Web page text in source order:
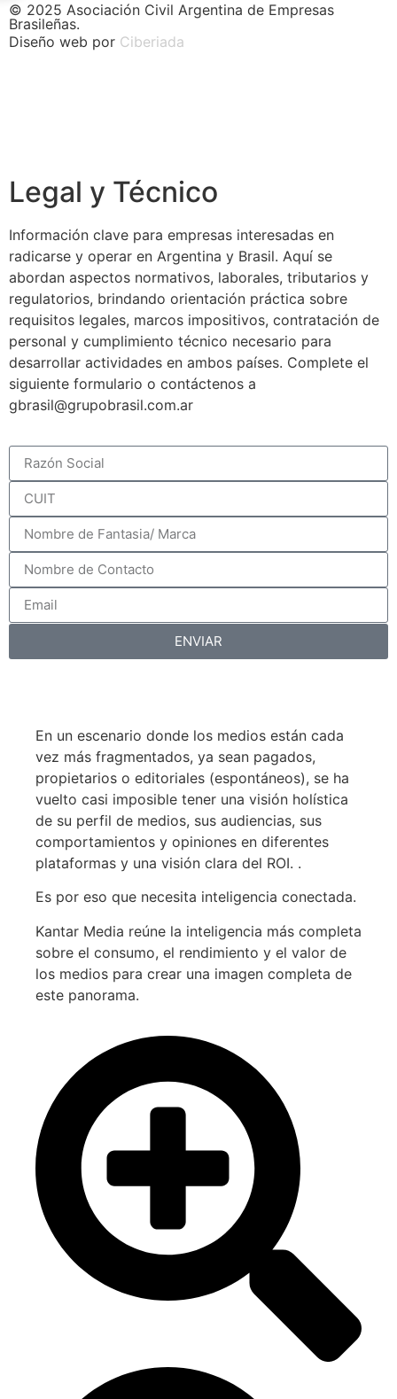
© 2025 Asociación Civil Argentina de Empresas
Brasileñas.
Diseño web por Ciberiada
Legal y Técnico
Información clave para empresas interesadas en
radicarse y operar en Argentina y Brasil. Aquí se
abordan aspectos normativos, laborales, tributarios y
regulatorios, brindando orientación práctica sobre
requisitos legales, marcos impositivos, contratación de
personal y cumplimiento técnico necesario para
desarrollar actividades en ambos países. Complete el
siguiente formulario o contáctenos a
gbrasil@grupobrasil.com.ar
ENVIAR
En un escenario donde los medios están cada
vez más fragmentados, ya sean pagados,
propietarios o editoriales (espontáneos), se ha
vuelto casi imposible tener una visión holística
de su perfil de medios, sus audiencias, sus
comportamientos y opiniones en diferentes
plataformas y una visión clara del ROI. .
Es por eso que necesita inteligencia conectada.
Kantar Media reúne la inteligencia más completa
sobre el consumo, el rendimiento y el valor de
los medios para crear una imagen completa de
este panorama.